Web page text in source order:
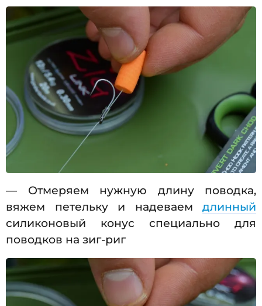
— Отмеряем нужную длину поводка,
вяжем петельку и надеваем длинный
силиконовый конус специально для
поводков на зиг-риг